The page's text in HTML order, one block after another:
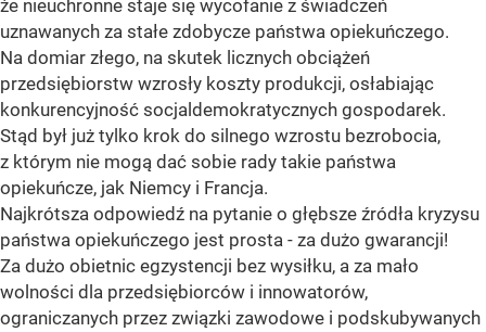
że nieuchronne staje się wycofanie z świadczeń
uznawanych za stałe zdobycze państwa opiekuńczego.
Na domiar złego, na skutek licznych obciążeń
przedsiębiorstw wzrosły koszty produkcji, osłabiając
konkurencyjność socjaldemokratycznych gospodarek.
Stąd był już tylko krok do silnego wzrostu bezrobocia,
z którym nie mogą dać sobie rady takie państwa
opiekuńcze, jak Niemcy i Francja.
Najkrótsza odpowiedź na pytanie o głębsze źródła kryzysu
państwa opiekuńczego jest prosta - za dużo gwarancji!
Za dużo obietnic egzystencji bez wysiłku, a za mało
wolności dla przedsiębiorców i innowatorów,
ograniczanych przez związki zawodowe i podskubywanych